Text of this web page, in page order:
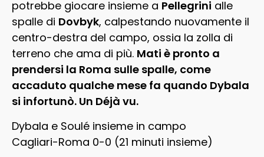
potrebbe giocare insieme a Pellegrini alle
spalle di Dovbyk, calpestando nuovamente il
centro-destra del campo, ossia la zolla di
terreno che ama di più. Mati è pronto a
prendersi la Roma sulle spalle, come
accaduto qualche mese fa quando Dybala
si infortunò. Un Déjà vu.
Dybala e Soulé insieme in campo
Cagliari-Roma 0-0 (21 minuti insieme)